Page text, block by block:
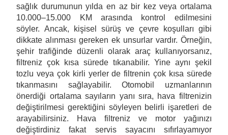
sağlık durumunun yılda en az bir kez veya ortalama
10.000–15.000 KM arasında kontrol edilmesini
söyler. Ancak, kişisel sürüş ve çevre koşulları gibi
dikkate alınması gereken ek unsurlar vardır. Örneğin,
şehir trafiğinde düzenli olarak araç kullanıyorsanız,
filtreniz çok kısa sürede tıkanabilir. Yine aynı şekil
tozlu veya çok kirli yerler de filtrenin çok kısa sürede
tıkanmasını sağlayabilir. Otomobil uzmanlarının
önerdiği ortalama sayıların yanı sıra, hava filtrenizin
değiştirilmesi gerektiğini söyleyen belirli işaretleri de
arayabilirsiniz. Hava filtreniz ve motor yağınızı
değiştirdiniz fakat servis sayacını sıfırlayamıyor